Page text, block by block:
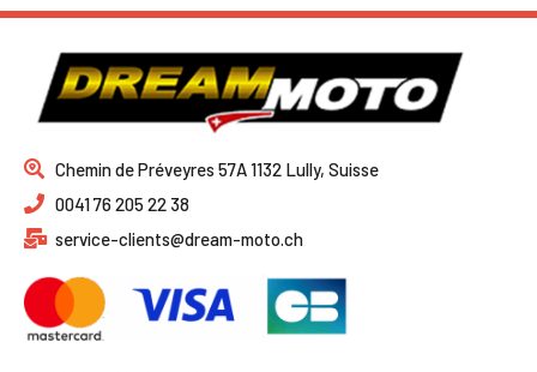
Chemin de Préveyres 57A 1132 Lully, Suisse
0041 76 205 22 38
service-clients@dream-moto.ch